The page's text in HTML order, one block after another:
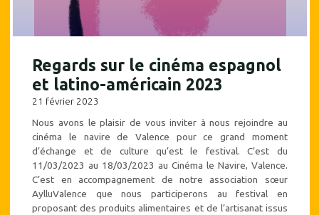
sur
le
et
latino-
Regards sur le cinéma espagnol
et latino-américain 2023
21 février 2023
Nous avons le plaisir de vous inviter à nous rejoindre au
cinéma le navire de Valence pour ce grand moment
d’échange et de culture qu’est le festival. C’est du
11/03/2023 au 18/03/2023 au Cinéma le Navire, Valence.
C’est en accompagnement de notre association sœur
AylluValence que nous participerons au festival en
proposant des produits alimentaires et de l’artisanat issus